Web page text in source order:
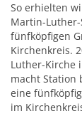
So erhielten
Martin-
fünfköpfigen
Kirchenkreis.
Luther-Kirche
macht Station
eine
im